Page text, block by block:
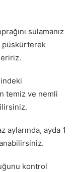
sulamanız
püskürterek
temiz ve nemli
aylarında, ayda 1
kontrol